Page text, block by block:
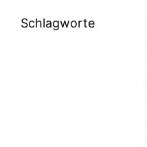
Schlagworte